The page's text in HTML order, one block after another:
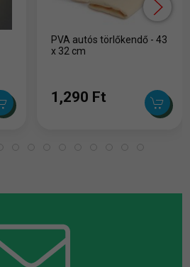
PVA autós törlőkendő - 43
x 32 cm
1,290 Ft